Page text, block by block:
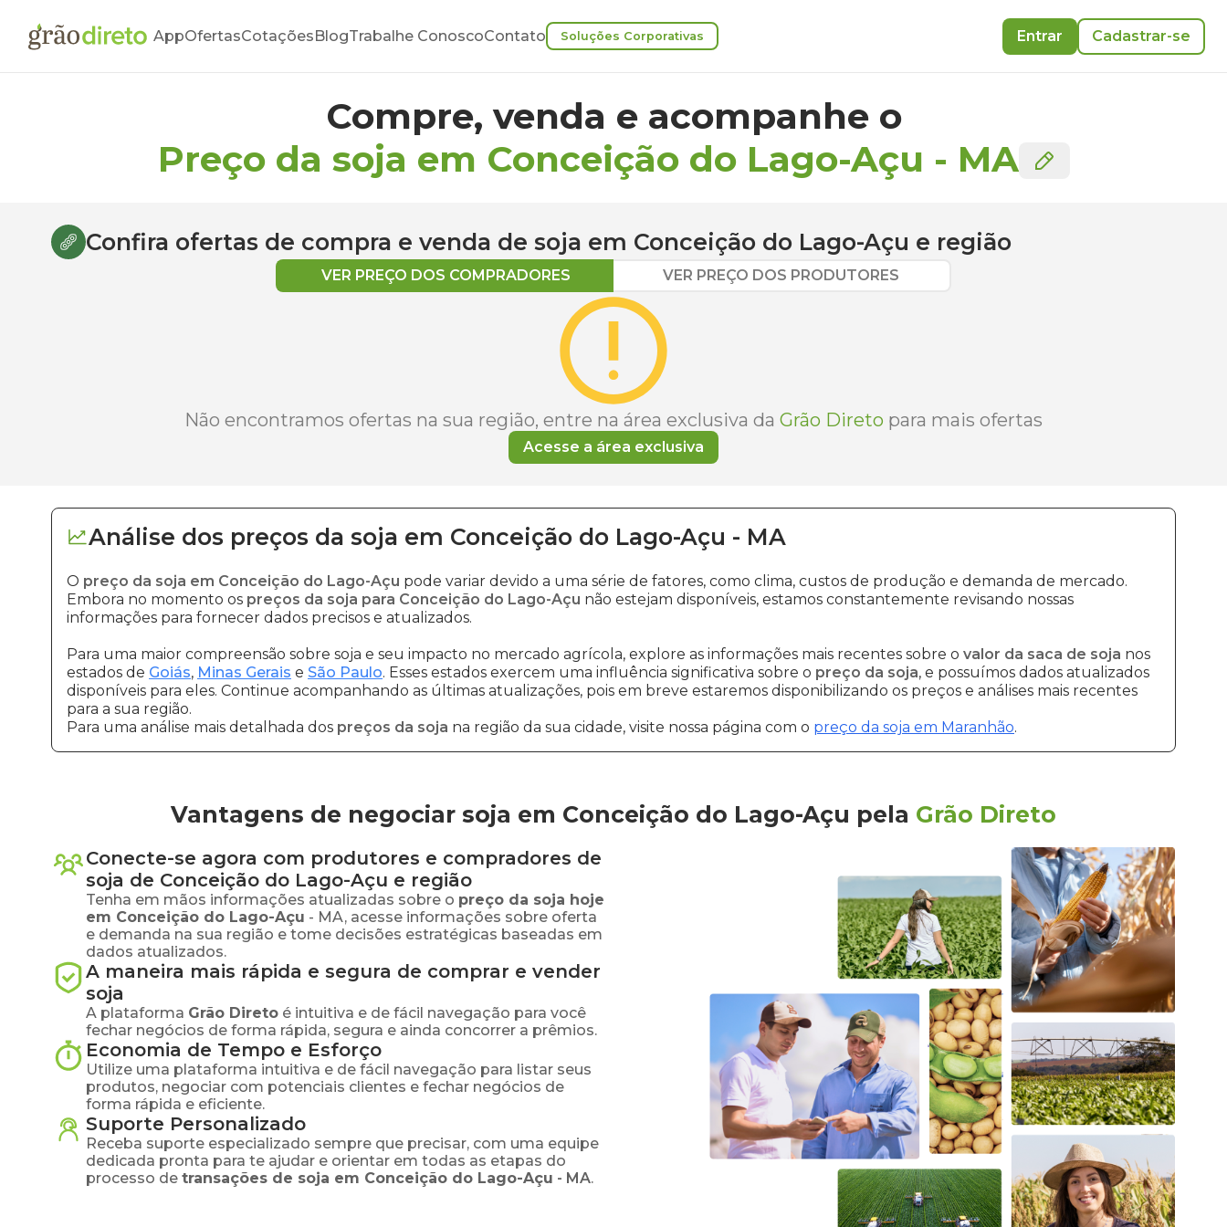
AppOfertasCotaçõesBlogTrabalhe ConoscoContato Soluções Corporativas Entrar Cadastrar-se
Compre, venda e acompanhe o
Preço da soja em Conceição do Lago-Açu - MA
Confira ofertas de compra e venda de soja em Conceição do Lago-Açu e região
VER PREÇO DOS COMPRADORES VER PREÇO DOS PRODUTORES
Não encontramos ofertas na sua região, entre na área exclusiva da Grão Direto para mais ofertas
Acesse a área exclusiva
Análise dos preços da soja em Conceição do Lago-Açu - MA
O preço da soja em Conceição do Lago-Açu pode variar devido a uma série de fatores, como clima, custos de produção e demanda de mercado.
Embora no momento os preços da soja para Conceição do Lago-Açu não estejam disponíveis, estamos constantemente revisando nossas
informações para fornecer dados precisos e atualizados.
Para uma maior compreensão sobre soja e seu impacto no mercado agrícola, explore as informações mais recentes sobre o valor da saca de soja nos
estados de Goiás, Minas Gerais e São Paulo. Esses estados exercem uma influência significativa sobre o preço da soja, e possuímos dados atualizados
disponíveis para eles. Continue acompanhando as últimas atualizações, pois em breve estaremos disponibilizando os preços e análises mais recentes
para a sua região.
Para uma análise mais detalhada dos preços da soja na região da sua cidade, visite nossa página com o preço da soja em Maranhão.
Vantagens de negociar soja em Conceição do Lago-Açu pela Grão Direto
Conecte-se agora com produtores e compradores de
soja de Conceição do Lago-Açu e região
Tenha em mãos informações atualizadas sobre o preço da soja hoje
em Conceição do Lago-Açu - MA, acesse informações sobre oferta
e demanda na sua região e tome decisões estratégicas baseadas em
dados atualizados.
A maneira mais rápida e segura de comprar e vender
soja
A plataforma Grão Direto é intuitiva e de fácil navegação para você
fechar negócios de forma rápida, segura e ainda concorrer a prêmios.
Economia de Tempo e Esforço
Utilize uma plataforma intuitiva e de fácil navegação para listar seus
produtos, negociar com potenciais clientes e fechar negócios de
forma rápida e eficiente.
Suporte Personalizado
Receba suporte especializado sempre que precisar, com uma equipe
dedicada pronta para te ajudar e orientar em todas as etapas do
processo de transações de soja em Conceição do Lago-Açu - MA.